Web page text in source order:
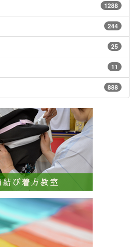
1288
244
25
11
888